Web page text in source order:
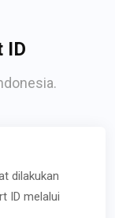
ID
dilakukan
ID melalui